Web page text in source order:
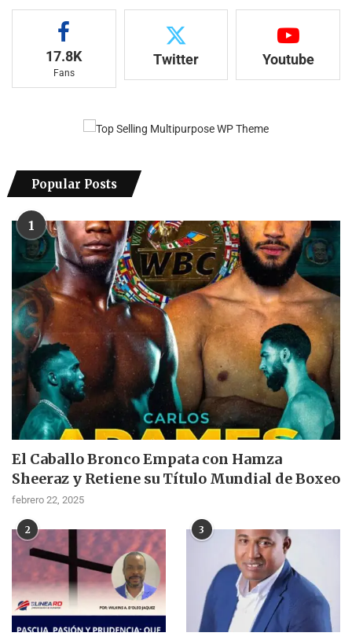
17.8K
Fans
Twitter Youtube
Popular Posts
1
El Caballo Bronco Empata con Hamza
Sheeraz y Retiene su Título Mundial de Boxeo
febrero 22, 2025
2 3